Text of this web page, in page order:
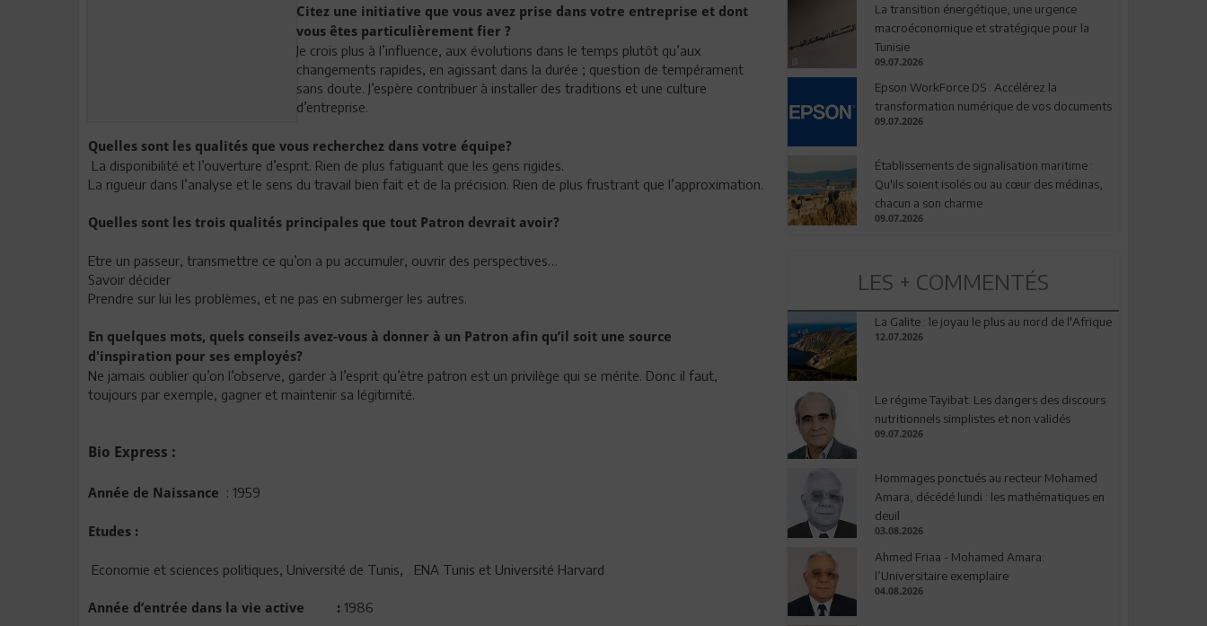
Citez une initiative que vous avez prise dans votre entreprise et dont
vous êtes particulièrement fier ?
Je crois plus à l’influence, aux évolutions dans le temps plutôt qu’aux
changements rapides, en agissant dans la durée ; question de tempérament
sans doute. J’espère contribuer à installer des traditions et une culture
d’entreprise.
Quelles sont les qualités que vous recherchez dans votre équipe?
La disponibilité et l’ouverture d’esprit. Rien de plus fatiguant que les gens rigides.
La rigueur dans l’analyse et le sens du travail bien fait et de la précision. Rien de plus frustrant que l’approximation.
Quelles sont les trois qualités principales que tout Patron devrait avoir?
Etre un passeur, transmettre ce qu’on a pu accumuler, ouvrir des perspectives…
Savoir décider
Prendre sur lui les problèmes, et ne pas en submerger les autres.
En quelques mots, quels conseils avez-vous à donner à un Patron afin qu’il soit une source
d'inspiration pour ses employés?
Ne jamais oublier qu’on l’observe, garder à l’esprit qu’être patron est un privilège qui se mérite. Donc il faut,
toujours par exemple, gagner et maintenir sa légitimité.
Bio Express :
Année de Naissance : 1959
Etudes :
Economie et sciences politiques, Université de Tunis, ENA Tunis et Université Harvard
Année d’entrée dans la vie active : 1986
La transition énergétique, une urgence
macroéconomique et stratégique pour la
Tunisie
09.07.2026
Epson WorkForce DS : Accélérez la
transformation numérique de vos documents
09.07.2026
Établissements de signalisation maritime :
Qu'ils soient isolés ou au cœur des médinas,
chacun a son charme
09.07.2026
LES + COMMENTÉS
La Galite : le joyau le plus au nord de l'Afrique
12.07.2026
Le régime Tayibat: Les dangers des discours
nutritionnels simplistes et non validés
09.07.2026
Hommages ponctués au recteur Mohamed
Amara, décédé lundi : les mathématiques en
deuil
03.08.2026
Ahmed Friaa - Mohamed Amara:
l’Universitaire exemplaire
04.08.2026